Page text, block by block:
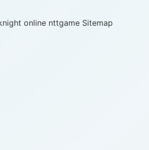
online nttgame Sitemap